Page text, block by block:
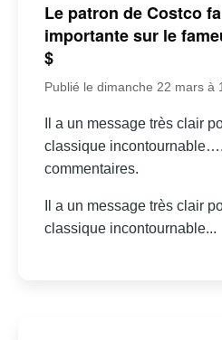
Le patron de Costco
importante sur le
$
Publié le dimanche 22 mars à
Il a un message très clair
classique
commentaires.
Il a un message très clair
classique incontournable...